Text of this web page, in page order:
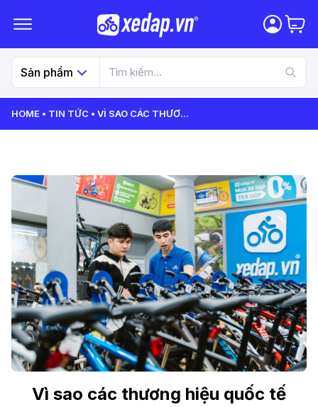
Sản phẩm
HOME TIN TỨC VÌ SAO CÁC THƯƠ...
Vì sao các thương hiệu quốc tế